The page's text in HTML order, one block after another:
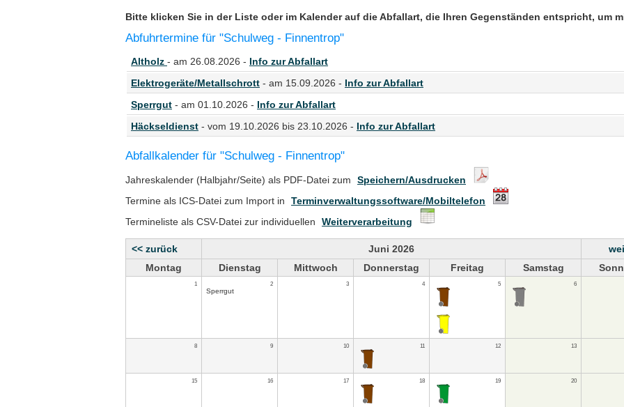
Bitte klicken Sie in der Liste oder im Kalender auf die Abfallart, die Ihren Gegenständen entspricht, um
Abfuhrtermine für "Schulweg - Finnentrop"
Altholz - am 26.08.2026 - Info zur Abfallart
Elektrogeräte/Metallschrott - am 15.09.2026 - Info zur Abfallart
Sperrgut - am 01.10.2026 - Info zur Abfallart
Häckseldienst - vom 19.10.2026 bis 23.10.2026 - Info zur Abfallart
Abfallkalender für "Schulweg - Finnentrop"
Jahreskalender (Halbjahr/Seite) als PDF-Datei zum
Speichern/Ausdrucken
Termine als ICS-Datei zum Import in
Terminverwaltungssoftware/Mobiltelefon
Termineliste als CSV-Datei zur individuellen
Weiterverarbeitung
<< zurück Juni 2026
Montag
Dienstag Mittwoch Donnerstag Freitag Samstag
1 2
Sperrgut
3 4 5 6
8 9 10 11 12 13
15 16 17 18 19 20